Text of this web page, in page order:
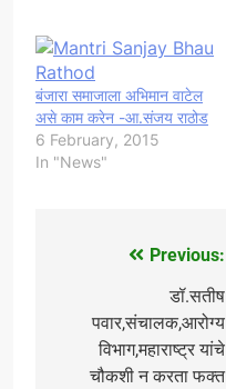
"दि.28/01/2015.बुधवार रोजी
संध्याकाळी
ठिक.7:00pm.वाजता.वृंदावन
गार्डन,आधारवाडी जेल
जवळ,आधारवाडी,कल्याण(प.)
येथे "भव्य नागरी सत्कार
बंजारा समाजाला अभिमान वाटेल
असे काम करेन -आ.संजय राठोड
6 February, 2015
In "News"
navigation
Previous:
डॉ.सतीष
पवार,संचालक,आरोग्य
विभाग,महाराष्ट्र यांचे
चौकशी न करता फक्त